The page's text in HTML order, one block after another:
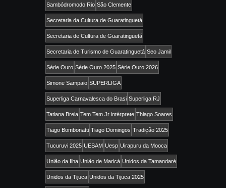
Sambódromodo Rio São Clemente
Secretaria da Cultura de Guaratinguetá
Secretaria de Cultura de Guaratinguetá
Secretaria de Turismo de Guaratinguetá Seo Jamil
Série Ouro Série Ouro 2025 Série Ouro 2026
Simone Sampaio SUPERLIGA
Superliga Carnavalesca do Brasi Superliga RJ
Tatiana Breia Tem Tem Jr intérprete Thiago Soares
Tiago Bombonatti Tiago Domingos Tradição 2025
Tucuruvi 2025 UESAM Uesp Uirapuru da Mooca
União da Ilha União de Maricá Unidos da Tamandaré
Unidos da Tijuca Unidos da Tijuca 2025